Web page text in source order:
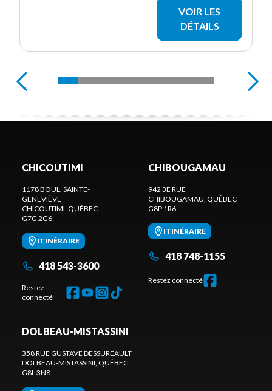
VOIR LES
DÉTAILS
CHICOUTIMI
1178 BOUL. SAINTE-
GENEVIÈVE
CHICOUTIMI , QUÉBEC
G7G 2G6
ITINÉRAIRE
418 543-3600
Restez
connecté
CHIBOUGAMAU
942 3E RUE
CHIBOUGAMAU , QUÉBEC
G8P 1R6
ITINÉRAIRE
418 748-1155
Restez connecté
DOLBEAU-MISTASSINI
358 RUE GUSTAVE DESSUREAULT
DOLBEAU-MISTASSINI , QUÉBEC
G8L 3N8